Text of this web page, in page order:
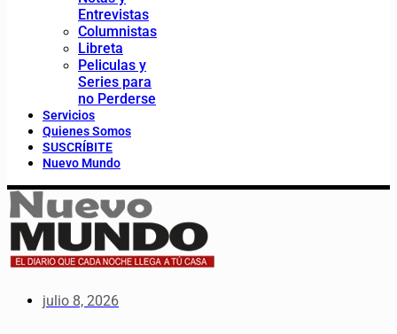
Entrevistas
Columnistas
Libreta
Peliculas y
Series para
no Perderse
Servicios
Quienes Somos
SUSCRÍBITE
Nuevo Mundo
julio 8, 2026